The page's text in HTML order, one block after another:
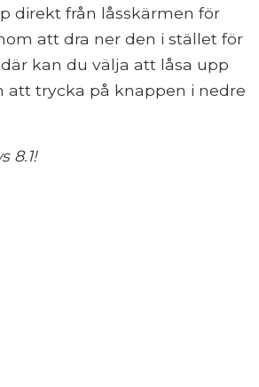
direkt från låsskärmen för
att dra ner den i stället för
kan du välja att låsa upp
att trycka på knappen i nedre
8.1!